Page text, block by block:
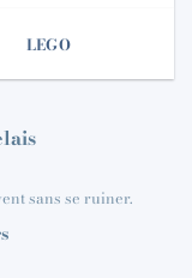
LEGO
sans se ruiner.